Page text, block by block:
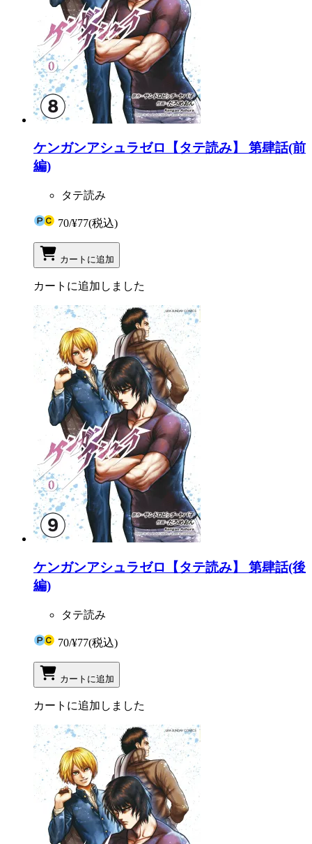
ケンガンアシュラゼロ【タテ読み】 第肆話(前
編)
タテ読み
70/¥77(税込)
カートに追加
カートに追加しました
ケンガンアシュラゼロ【タテ読み】 第肆話(後
編)
タテ読み
70/¥77(税込)
カートに追加
カートに追加しました